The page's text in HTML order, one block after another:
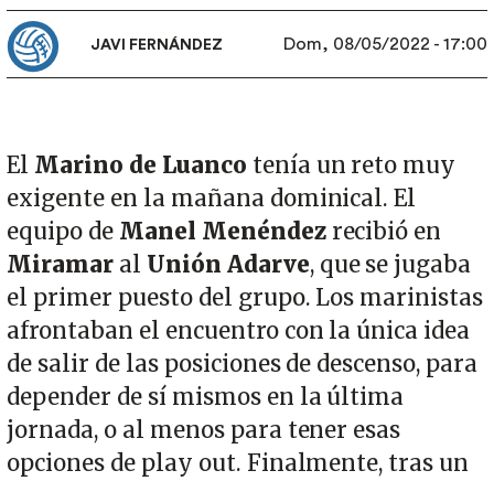
JAVI FERNÁNDEZ Dom, 08/05/2022 - 17:00
El Marino de Luanco tenía un reto muy
exigente en la mañana dominical. El
equipo de Manel Menéndezrecibió en
Miramar al Unión Adarve, que se jugaba
el primer puesto del grupo. Los marinistas
afrontaban el encuentro con la única idea
de salir de las posiciones de descenso, para
depender de sí mismos en la última
jornada, o al menos para tener esas
opciones de play out. Finalmente, tras un